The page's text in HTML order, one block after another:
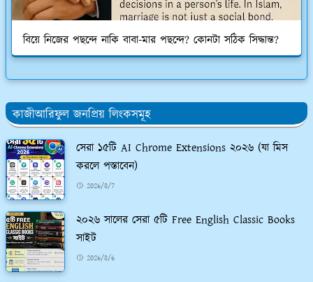
বিয়ে নিজের পছন্দে নাকি বাবা-মার পছন্দে? কোনটা সঠিক সিদ্ধান্ত?
কাজীআরিফুল জনপ্রিয় লিংকসমূহ
সেরা ১৫টি AI Chrome Extensions ২০২৬ (যা মিস
করলে পস্তাবেন)
2026/8/7
২০২৬ সালের সেরা ৫টি Free English Classic Books
সাইট
2026/8/6